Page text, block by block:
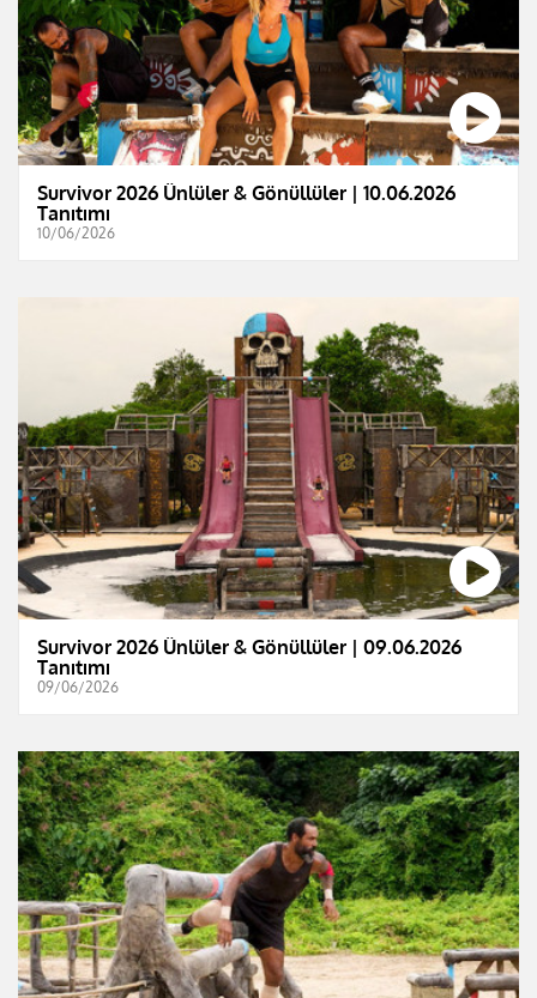
Survivor 2026 Ünlüler & Gönüllüler | 10.06.2026
Tanıtımı
10/06/2026
Survivor 2026 Ünlüler & Gönüllüler | 09.06.2026
Tanıtımı
09/06/2026